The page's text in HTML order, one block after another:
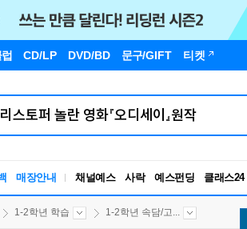
CD/LP DVD/BD 문구/GIFT 티켓
매장안내 채널예스 사락 예스펀딩 클래스24
1-2학년 학습 1-2학년 속담/고...